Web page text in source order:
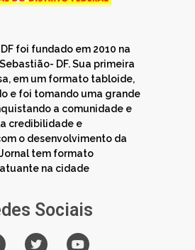
foi fundado em 2010 na
DF. Sua primeira
em um formato tabloide,
e foi tomando uma grande
a comunidade e
credibilidade e
o desenvolvimento da
tem formato
na cidade
Sociais